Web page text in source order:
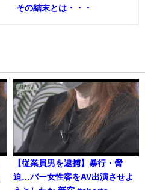
その結末とは・・・
【従業員男を逮捕】暴行・脅
迫…バー女性客をAV出演させよ